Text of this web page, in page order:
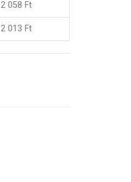
2 058 Ft
2 013 Ft